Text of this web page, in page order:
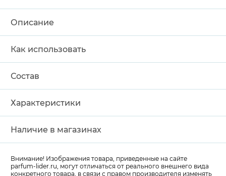
Описание
Как использовать
Состав
Характеристики
Наличие в магазинах
Внимание! Изображения товара, приведенные на сайте
parfum-lider.ru, могут отличаться от реального внешнего вида
конкретного товара, в связи с правом производителя изменять